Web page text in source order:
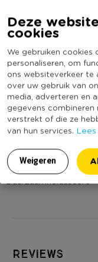
Deze
cookies
We gebruiken
personaliseren, om
ons websiteverkeer te
over uw gebruik van
media, adverteren en
gegevens
verstrekt of die ze
van hun services.
Weigeren
Productbreedte (cm)
Producthoogte (cm)
Kleur
Aantal vakken
Afval scheiden
Inhoud in liter
Productdiepte (cm)
Merk
Duurzaamheidsscore
Reviews